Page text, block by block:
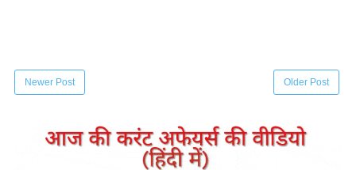
Newer Post Older Post